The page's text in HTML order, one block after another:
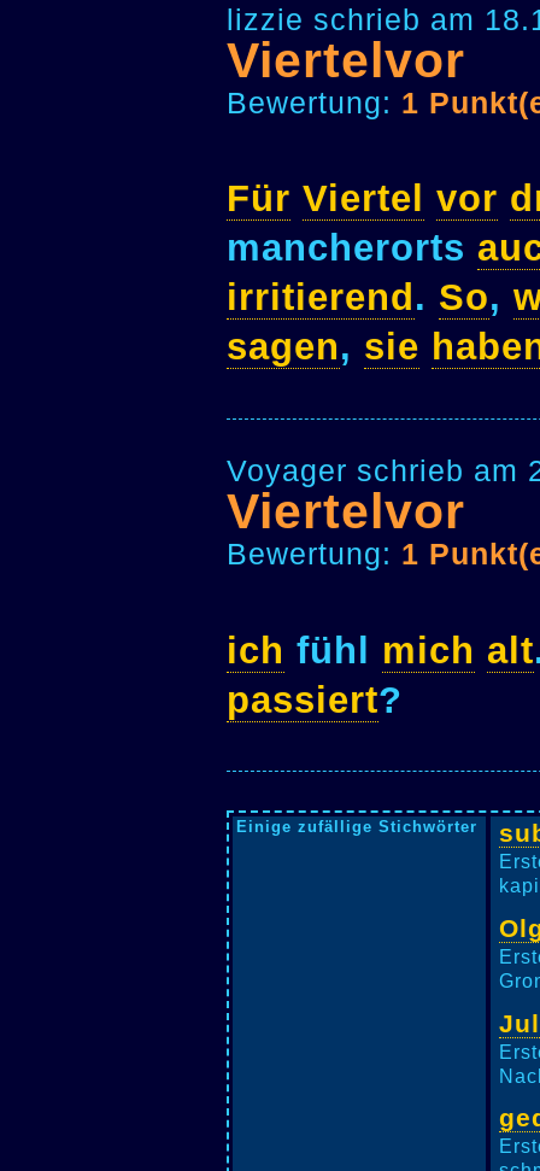
lizzie schrieb am
Viertelvor
Bewertung: 1
Für Viertel vor
mancherorts
irritierend. So,
sagen, sie
Voyager schrieb am
Viertelvor
Bewertung: 1
ich fühl mich alt
passiert?
Einige zufällige Stichwörter